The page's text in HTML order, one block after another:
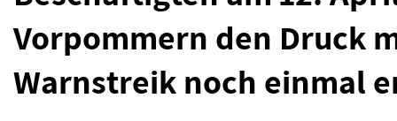
Vorpommern den Druck
Warnstreik noch einmal